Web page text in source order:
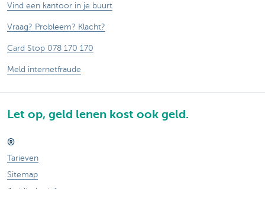
Vind een kantoor in je buurt
Vraag? Probleem? Klacht?
Card Stop 078 170 170
Meld internetfraude
Let op, geld lenen kost ook geld.
®
Tarieven
Sitemap
Juridische info